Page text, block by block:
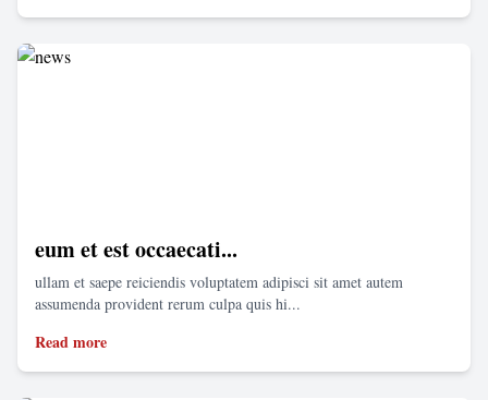
eum et est occaecati...
ullam et saepe reiciendis voluptatem adipisci sit amet autem
assumenda provident rerum culpa quis hi...
Read more